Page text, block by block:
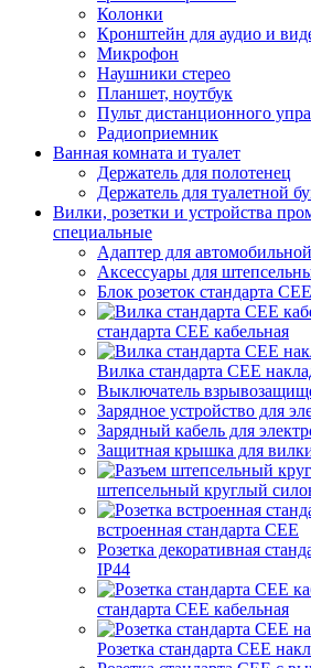
Колонки
Кронштейн для аудио и
Микрофон
Наушники стерео
Планшет, ноутбук
Пульт дистанционного
Радиоприемник
Ванная комната и туалет
Держатель для полотенец
Держатель для туалетной
Вилки, розетки и устройства
специальные
Адаптер для
Аксессуары для
Блок розеток стандарта CEE
стандарта CEE кабельная
Вилка стандарта CEE
Выключатель
Зарядное устройство для
Зарядный кабель для
Защитная крышка для
штепсельный круглый
встроенная стандарта CEE
Розетка декоративная
IP44
стандарта СЕЕ кабельная
Розетка стандарта СЕЕ